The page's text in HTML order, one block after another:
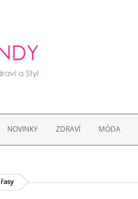
NOVINKY ZDRAVÍ MÓDA